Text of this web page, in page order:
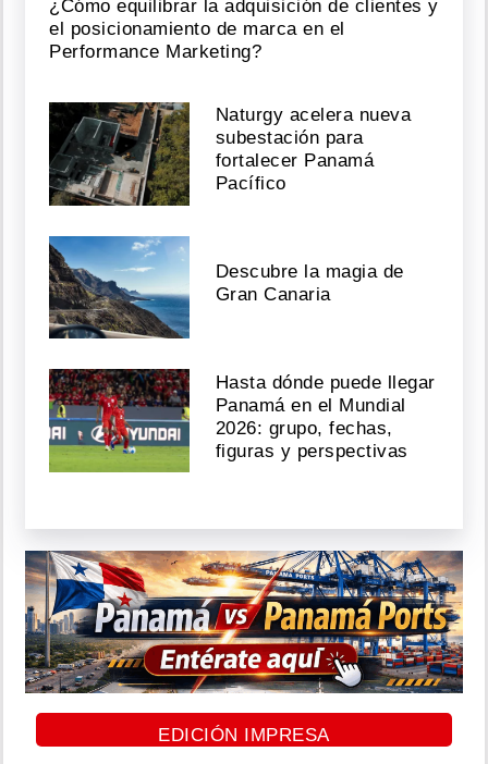
¿Cómo equilibrar la adquisición de clientes y
el posicionamiento de marca en el
Performance Marketing?
Naturgy acelera nueva
subestación para
fortalecer Panamá
Pacífico
Descubre la magia de
Gran Canaria
Hasta dónde puede llegar
Panamá en el Mundial
2026: grupo, fechas,
figuras y perspectivas
EDICIÓN IMPRESA